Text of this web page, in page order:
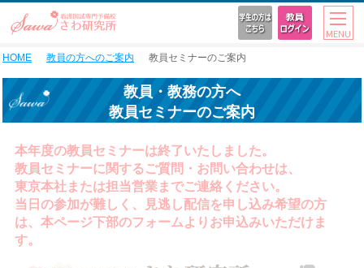
MENU
HOME 教員の方へのご案内 教員セミナーのご案内
教員・教務の方へ
教員セミナーのご案内
本年度の教員セミナーは終了いたしました。
教員セミナーに関するご質問・お問い合わせは、
東京本社または担当営業までご連絡ください。
当日の参加が難しく、見逃し配信を申し込み希望の方
は、本ページ下部のフォームよりお申込みいただけま
す。